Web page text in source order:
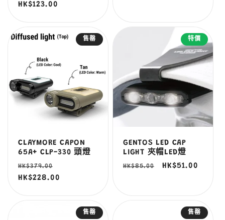
價
HK$123.00
售罄
CLAYMORE CAPON
65A+ CLP-330 頭燈
定
價
HK$379.00
價
HK$228.00
特價
GENTOS LED CAP
LIGHT 夾帽LED燈
定
HK$85.00
售
HK$51.00
售罄 售罄